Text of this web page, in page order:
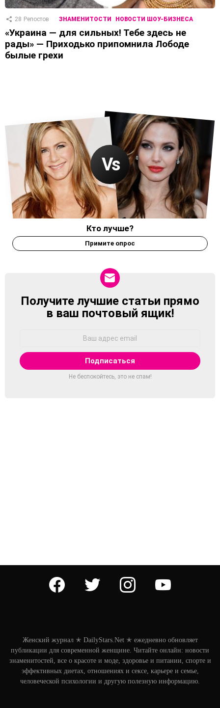
28 Репостов ЗНАМЕНИТОСТИ НОВОСТИ ШОУ-БИЗНЕСА
«Украина — для сильных! Тебе здесь не
рады» — Приходько припомнила Лободе
былые грехи
Кто лучше?
Примите опрос
NEWSLETTER
Получите лучшие статьи прямо
в ваш почтовый ящик!
Не беспокойтесь, это не спам!
facebook twitter instagram
Женский журнал ✭ DailyStars.Net ✭ ежедневно обновляет
публикации для современной женщине. Читайте онлайн: новости
знаменитостей, все о красоте и моде, здоровье и питании, спорте и
эффективных диетах, отношениях и сексе, карьере и семье,
человеческой психологии и другую полезную информацию.